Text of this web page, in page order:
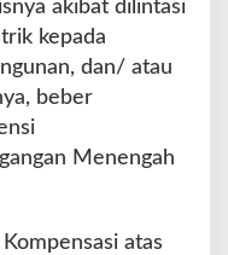
akibat dilintasi
kepada
dan/ atau
beber
Menengah
atas